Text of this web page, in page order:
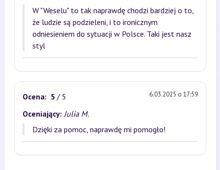
W "Weselu" to tak naprawdę chodzi bardziej o to,
że ludzie są podzieleni, i to ironicznym
odniesieniem do sytuacji w Polsce. Taki jest nasz
styl
Ocena: 5 / 5 6.03.2025 o 17:59
Oceniający: Julia M.
Dzięki za pomoc, naprawdę mi pomogło!